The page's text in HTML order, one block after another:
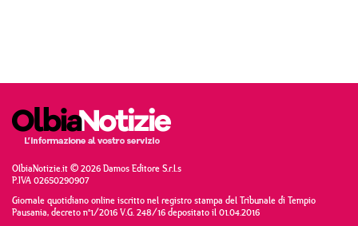
OlbiaNotizie.it © 2026 Damos Editore S.r.l.s
P.IVA 02650290907
Giornale quotidiano online iscritto nel registro stampa del Tribunale di Tempio
Pausania, decreto n°1/2016 V.G. 248/16 depositato il 01.04.2016